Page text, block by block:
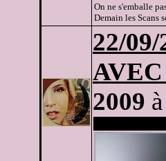
On ne s'emballe
Demain les Scans
22/09/
2009